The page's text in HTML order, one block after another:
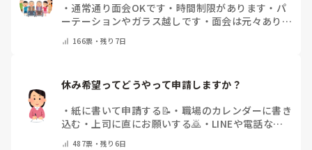
・ 通常通り面会OKです ・ 時間制限があります ・ パ
ーテーションやガラス越しです ・ 面会は元々ありま
せん
その他（コメントで教えてください）
166票・残り7日
休み希望ってどうやって申請しますか？
・紙に書いて申請する📝 ・ 職場のカレンダーに書き
込む ・上司に直にお願いする🙇 ・ LINEや電話など
で申請する
487票・残り6日